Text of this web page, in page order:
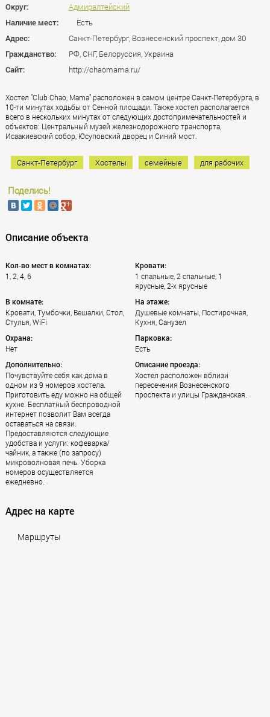
Округ:
Адмиралтейский
Наличие мест:
Есть
Адрес:
Санкт-Петербург, Вознесенский проспект, дом 30
Гражданство:
РФ, СНГ, Белоруссия, Украина
Сайт:
http://chaomama.ru/
Хостел "Club Chao, Mama" расположен в самом центре Санкт-Петербурга, в
10-ти минутах ходьбы от Сенной площади. Также хостел располагается
всего в нескольких минутах от следующих достопримечательностей и
объектов: Центральный музей железнодорожного транспорта,
Исаакиевский собор, Юсуповский дворец и Синий мост.
Санкт-Петербург Хостелы семейные для рабочих
Поделись!
Описание объекта
Кол-во мест в комнатах:
1, 2, 4, 6
Кровати:
1 спальные, 2 спальные, 1
ярусные, 2-х ярусные
В комнате:
Кровати, Тумбочки, Вешалки, Стол,
Стулья, WiFi
На этаже:
Душевые комнаты, Постирочная,
Кухня, Санузел
Охрана:
Нет
Парковка:
Есть
Дополнительно:
Почувствуйте себя как дома в
одном из 9 номеров хостела.
Приготовить еду можно на общей
кухне. Бесплатный беспроводной
интернет позволит Вам всегда
оставаться на связи.
Предоставляются следующие
удобства и услуги: кофеварка/
чайник, а также (по запросу)
микроволновая печь. Уборка
номеров осуществляется
ежедневно.
Описание проезда:
Хостел расположен вблизи
пересечения Вознесенского
проспекта и улицы Гражданская.
Адрес на карте
Маршруты